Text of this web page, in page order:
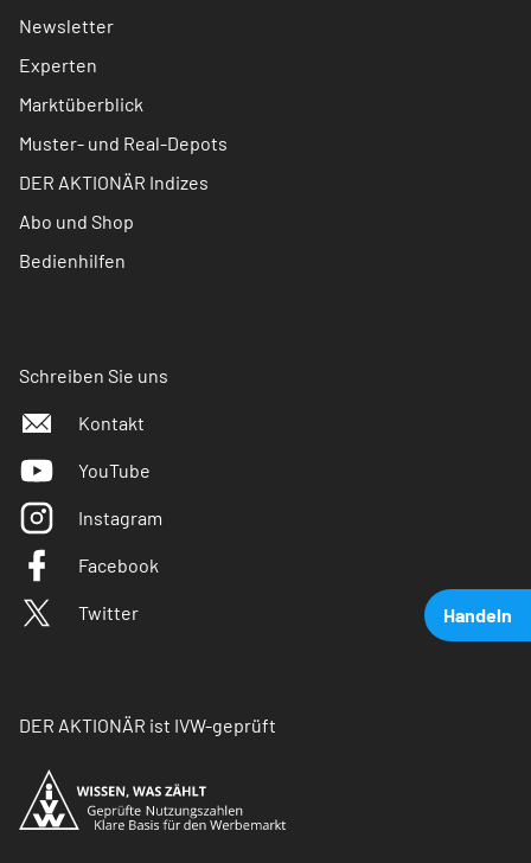
Handeln
Newsletter
Experten
Marktüberblick
Muster- und Real-Depots
DER AKTIONÄR Indizes
Abo und Shop
Bedienhilfen
Schreiben Sie uns
Kontakt
YouTube
Instagram
Facebook
Twitter
DER AKTIONÄR ist IVW-geprüft